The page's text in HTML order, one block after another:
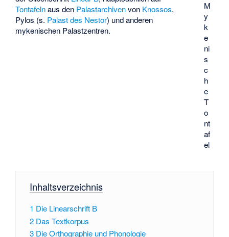
M
y
k
e
ni
s
c
h
e
T
o
nt
af
el
Tontafelnaus den Palastarchivenvon Knossos,
Pylos (s. Palast des Nestor) und anderen
mykenischen Palastzentren.
Inhaltsverzeichnis
1 Die Linearschrift B
2 Das Textkorpus
3 Die Orthographie und Phonologie